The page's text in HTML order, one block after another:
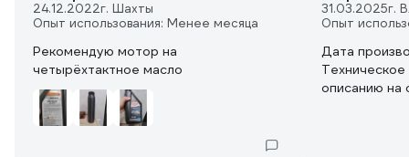
24.12.2022г. Шахты
Опыт использования: Менее месяца
Рекомендую мотор на
четырёхтактное масло
31.03.2025г.
Опыт
Дата
описанию на